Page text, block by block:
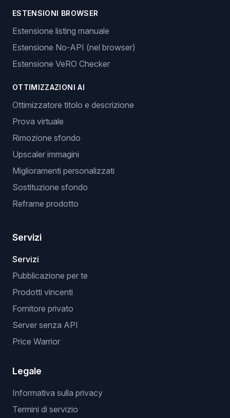
ESTENSIONI BROWSER
Estensione listing manuale
Estensione No-API (nel browser)
Estensione VeRO Checker
OTTIMIZZAZIONI AI
Ottimizzatore titolo e descrizione
Prova virtuale
Rimozione sfondo
Upscaler immagini
Miglioramenti personalizzati
Sostituzione sfondo
Reframe prodotto
Servizi
Servizi
Pubblicazione per te
Prodotti vincenti
Fornitore privato
Server senza API
Price Warrior
Legale
Informativa sulla privacy
Termini di servizio